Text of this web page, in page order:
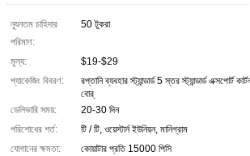
ন্যূনতম চাহিদার
পরিমাণ:
50 টুকরা
মূল্য:
$19-$29
প্যাকেজিং বিবরণ:
রপ্তানি ব্যবহার স্ট্যান্ডার্ড 5 স্তর স্ট্যান্ডার্ড এক্সপোর্ট
বোর্
ডেলিভারি সময়:
20-30 দিন
পরিশোধের শর্ত:
টি / টি, ওয়েস্টার্ন ইউনিয়ন, মানিগ্রাম
যোগানের ক্ষমতা:
কোয়াটার প্রতি 15000 পিসি